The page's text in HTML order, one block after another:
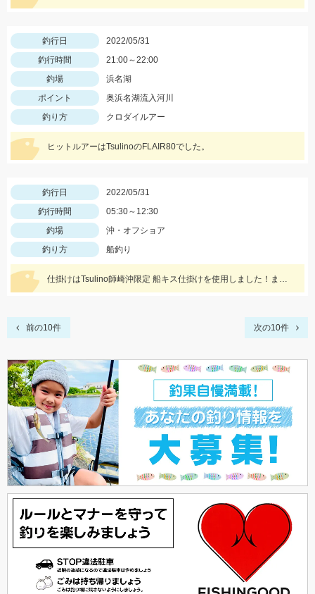
釣行日
2022/05/31
釣行時間
21:00～22:00
釣場
浜名湖
ポイント
奥浜名湖流入河川
釣り方
クロダイルアー
ヒットルアーはTsulinoのFLAIR80でした。
釣行日
2022/05/31
釣行時間
05:30～12:30
釣場
沖・オフショア
釣り方
船釣り
仕掛けはTsulino師崎沖限定 船キス仕掛けを使用しました！まだまだシーズンはこれからですよ～♪
前の10件 次の10件